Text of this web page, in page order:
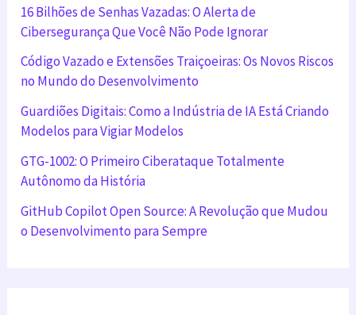
16 Bilhões de Senhas Vazadas: O Alerta de
Cibersegurança Que Você Não Pode Ignorar
Código Vazado e Extensões Traiçoeiras: Os Novos Riscos
no Mundo do Desenvolvimento
Guardiões Digitais: Como a Indústria de IA Está Criando
Modelos para Vigiar Modelos
GTG-1002: O Primeiro Ciberataque Totalmente
Autônomo da História
GitHub Copilot Open Source: A Revolução que Mudou
o Desenvolvimento para Sempre